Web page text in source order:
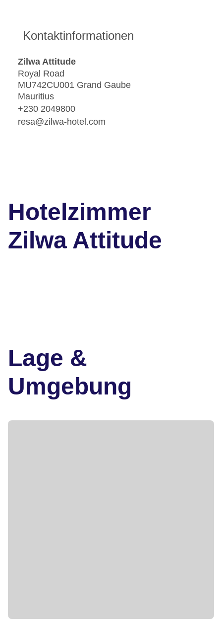
Kontaktinformationen
Zilwa Attitude
Royal Road
MU742CU001 Grand Gaube
Mauritius
+230 2049800
resa@zilwa-hotel.com
Hotelzimmer
Zilwa Attitude
Lage &
Umgebung